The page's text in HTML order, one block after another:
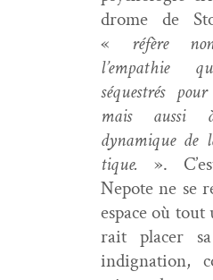
drome de
« réfère
l’empathie
séquestrés
mais aus­si
dynamique de
tique. ».
Nepote ne se
espace où
rait plac­er
indig­na­tion,